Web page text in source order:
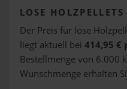
LOSE HOLZPELLETS
Der Preis für lose
liegt aktuell bei 414,95 €
Bestellmenge von 6.000
Wunschmenge erhalten